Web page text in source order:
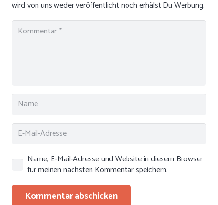
wird von uns weder veröffentlicht noch erhälst Du Werbung.
Name, E-Mail-Adresse und Website in diesem Browser
für meinen nächsten Kommentar speichern.
Kommentar abschicken